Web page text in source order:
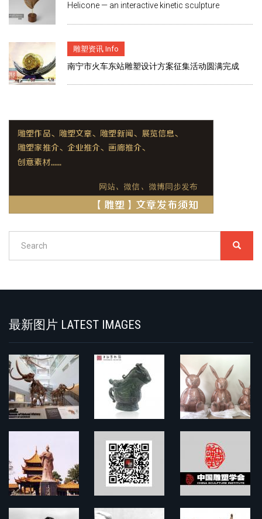
Helicone — an interactive kinetic sculpture
雕塑资讯 Info
南宁市火车东站雕塑设计方案征集活动圆满完成
最新图片 LATEST IMAGES